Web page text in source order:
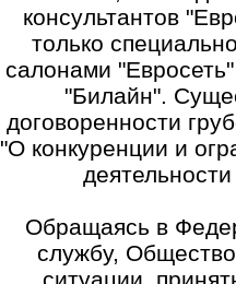
консультантов
только
салонами
"Билайн".
договоренности
"О конкуренции и
Обращаясь в
службу,